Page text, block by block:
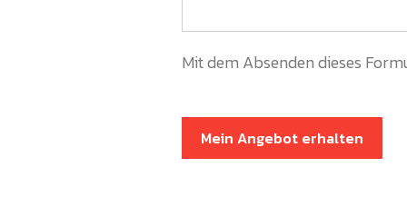
Mit dem Absenden dieses
Mein Angebot erhalten